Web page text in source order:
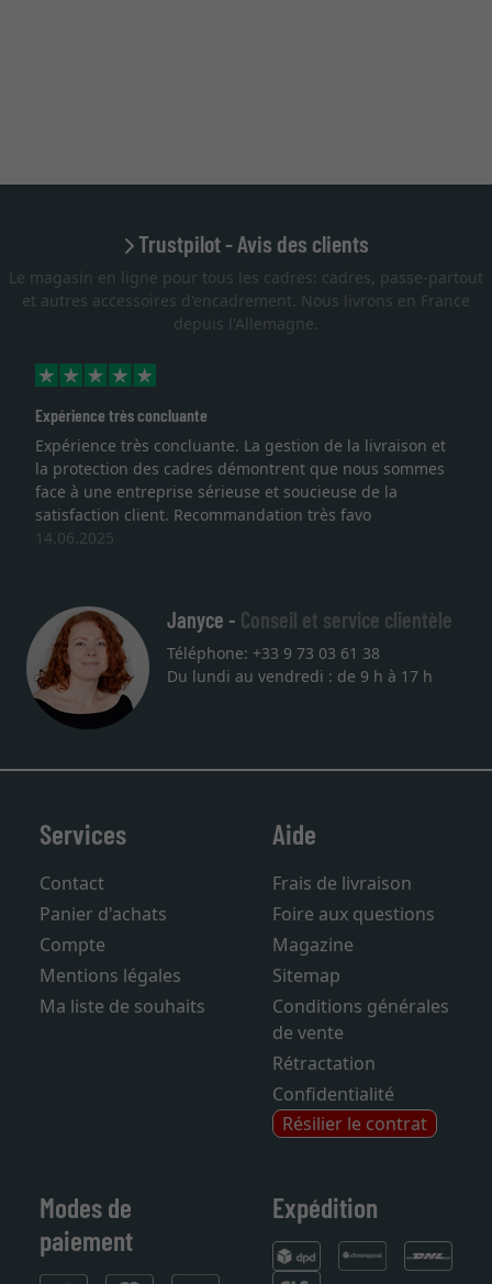
Trustpilot - Avis des clients
Le magasin en ligne pour tous les cadres: cadres, passe-partout
et autres accessoires d'encadrement. Nous livrons en France
depuis l'Allemagne.
très concluante
très concluante. La gestion de la livraison et
protection des cadres démontrent que nous sommes
à une entreprise sérieuse et soucieuse de la
client. Recommandation très favo
Janyce - Conseil et service clientèle
Téléphone: +33 9 73 03 61 38
Services
Contact
Panier d'achats
Compte
Mentions légales
Aide
Frais de livraison
Foire aux questions
Magazine
Sitemap
Conditions générales
de vente
Rétractation
Confidentialité
Résilier le contrat
Modes de
paiement
Expédition